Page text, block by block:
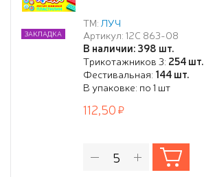
ТМ:ЛУЧ
Артикул: 12С 863-08
В наличии: 398 шт.
Трикотажников 3: 254 шт.
Фестивальная: 144 шт.
В упаковке: по 1 шт
ЗАКЛАДКА
112,50